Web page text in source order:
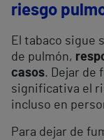
riesgo
El tabaco sigue
de pulmón,
casos. Dejar de
significativa el
incluso en
Para dejar de